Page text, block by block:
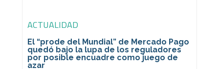
ACTUALIDAD
El “prode del Mundial” de Mercado Pago
quedó bajo la lupa de los reguladores
por posible encuadre como juego de
azar